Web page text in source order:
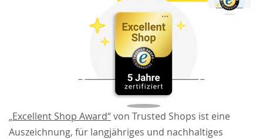
„Excellent Shop Award“von Trusted Shops ist eine
Auszeichnung, für langjähriges und nachhaltiges